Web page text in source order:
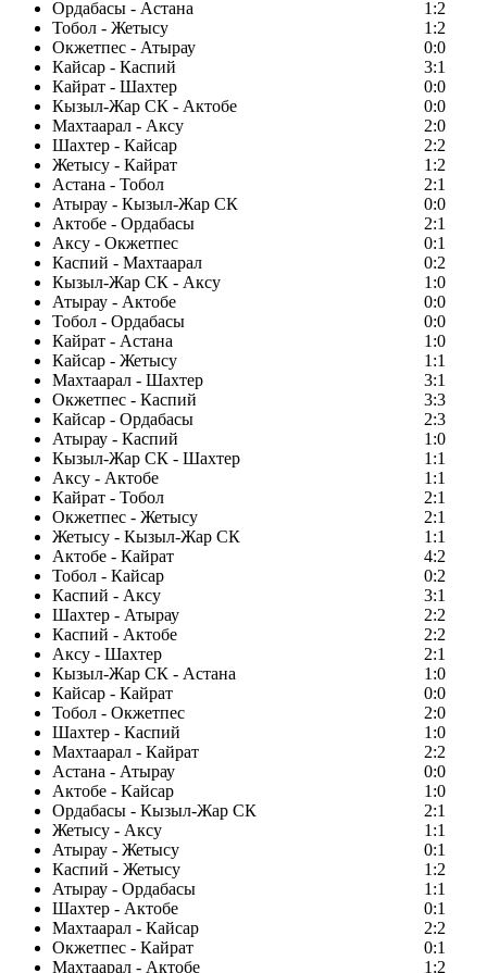
Ордабасы - Астана
1:2
Тобол - Жетысу
1:2
Окжетпес - Атырау
0:0
Кайсар - Каспий
3:1
Кайрат - Шахтер
0:0
Кызыл-Жар СК - Актобе
0:0
Махтаарал - Аксу
2:0
Шахтер - Кайсар
2:2
Жетысу - Кайрат
1:2
Астана - Тобол
2:1
Атырау - Кызыл-Жар СК
0:0
Актобе - Ордабасы
2:1
Аксу - Окжетпес
0:1
Каспий - Махтаарал
0:2
Кызыл-Жар СК - Аксу
1:0
Атырау - Актобе
0:0
Тобол - Ордабасы
0:0
Кайрат - Астана
1:0
Кайсар - Жетысу
1:1
Махтаарал - Шахтер
3:1
Окжетпес - Каспий
3:3
Кайсар - Ордабасы
2:3
Атырау - Каспий
1:0
Кызыл-Жар СК - Шахтер
1:1
Аксу - Актобе
1:1
Кайрат - Тобол
2:1
Окжетпес - Жетысу
2:1
Жетысу - Кызыл-Жар СК
1:1
Актобе - Кайрат
4:2
Тобол - Кайсар
0:2
Каспий - Аксу
3:1
Шахтер - Атырау
2:2
Каспий - Актобе
2:2
Аксу - Шахтер
2:1
Кызыл-Жар СК - Астана
1:0
Кайсар - Кайрат
0:0
Тобол - Окжетпес
2:0
Шахтер - Каспий
1:0
Махтаарал - Кайрат
2:2
Астана - Атырау
0:0
Актобе - Кайсар
1:0
Ордабасы - Кызыл-Жар СК
2:1
Жетысу - Аксу
1:1
Атырау - Жетысу
0:1
Каспий - Жетысу
1:2
Атырау - Ордабасы
1:1
Шахтер - Актобе
0:1
Махтаарал - Кайсар
2:2
Окжетпес - Кайрат
0:1
Махтаарал - Актобе
1:2